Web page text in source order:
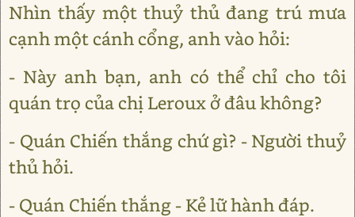
Nhìn thấy một thuỷ thủ đang trú mưa
cạnh một cánh cổng, anh vào hỏi:
- Này anh bạn, anh có thể chỉ cho tôi
quán trọ của chị Leroux ở đâu không?
- Quán Chiến thắng chứ gì? - Người thuỷ
thủ hỏi.
- Quán Chiến thắng - Kẻ lữ hành đáp.